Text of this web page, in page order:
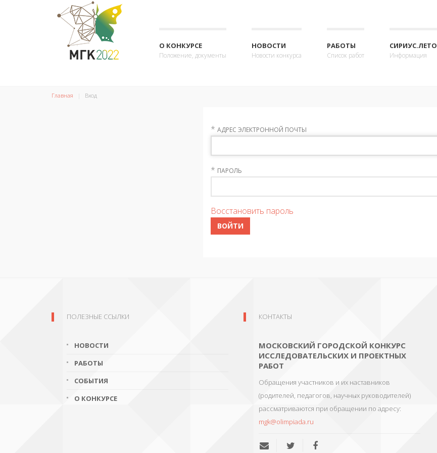
О КОНКУРСЕ
Положение, документы
НОВОСТИ
Новости конкурса
РАБОТЫ
Список работ
СИРИУС.ЛЕТО
Информация
Главная Вход
* АДРЕС ЭЛЕКТРОННОЙ ПОЧТЫ
* ПАРОЛЬ
Восстановить пароль
ВОЙТИ
ПОЛЕЗНЫЕ ССЫЛКИ
НОВОСТИ
РАБОТЫ
СОБЫТИЯ
О КОНКУРСЕ
КОНТАКТЫ
МОСКОВСКИЙ ГОРОДСКОЙ КОНКУРС
ИССЛЕДОВАТЕЛЬСКИХ И ПРОЕКТНЫХ
РАБОТ
Обращения участников и их наставников
(родителей, педагогов, научных руководителей)
рассматриваются при обращении по адресу:
mgk@olimpiada.ru